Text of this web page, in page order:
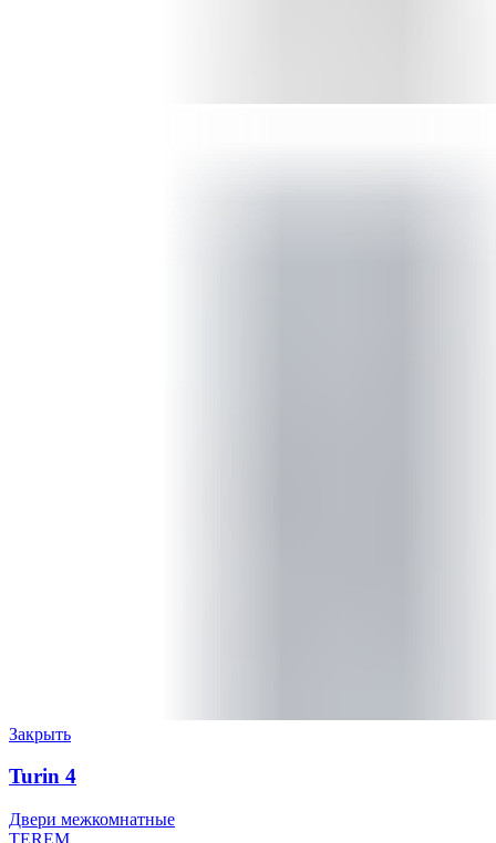
Закрыть
Turin 4
Двери межкомнатные
TEREM